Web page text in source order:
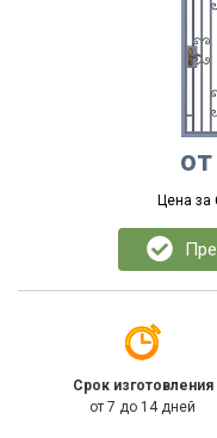
от
Цена за
Срок изготовления
от 7 до 14 дней